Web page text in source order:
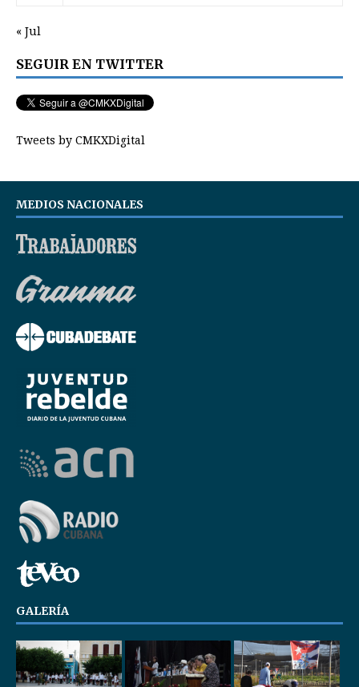
« Jul
SEGUIR EN TWITTER
Tweets by CMKXDigital
MEDIOS NACIONALES
GALERÍA